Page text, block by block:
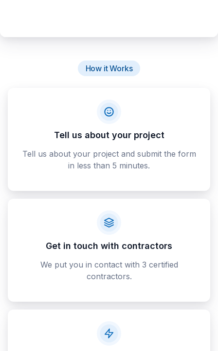
How it Works
Tell us about your project
Tell us about your project and submit the form
in less than 5 minutes.
Get in touch with contractors
We put you in contact with 3 certified
contractors.